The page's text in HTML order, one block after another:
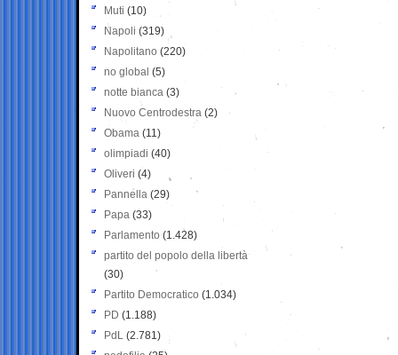
Muti (10)
Napoli (319)
Napolitano (220)
no global (5)
notte bianca (3)
Nuovo Centrodestra (2)
Obama (11)
olimpiadi (40)
Oliveri (4)
Pannella (29)
Papa (33)
Parlamento (1.428)
partito del popolo della libertà
(30)
Partito Democratico (1.034)
PD (1.188)
PdL (2.781)